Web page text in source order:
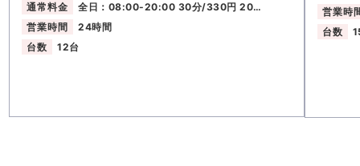
通常料金
全日：08:00-20:00 30分/330円 20…
営業時間
24時間
台数
12台
営業時
台数